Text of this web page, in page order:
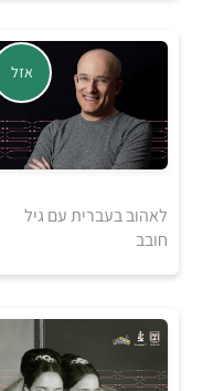
20
₪
למידע ולרכישה
5
₪
5
₪
אזל
לאהוב בעברית עם גיל
חובב